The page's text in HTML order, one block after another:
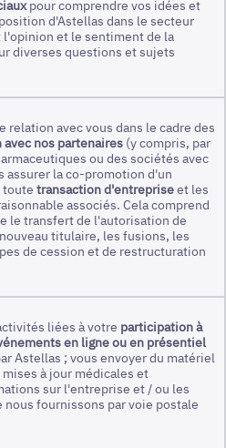
pour comprendre vos idées et
d'Astellas dans le secteur
l'opinion et le sentiment de la
diverses questions et sujets
relation avec vous dans le cadre des
nos partenaires (y compris, par
ou des sociétés avec
assurer la co-promotion d'un
toutetransaction d'entrepriseet les
associés. Cela comprend
le transfert de l'autorisation de
titulaire, les fusions, les
de cession et de restructuration
liées à votre participation à
en ligne ou en présentiel
Astellas ; vous envoyer du matériel
à jour médicales et
sur l'entreprise et / ou les
fournissons par voie postale